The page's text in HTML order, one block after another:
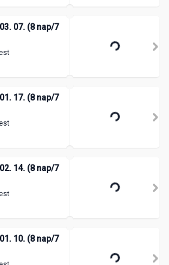
07. (8 nap/7
17. (8 nap/7
14. (8 nap/7
10. (8 nap/7